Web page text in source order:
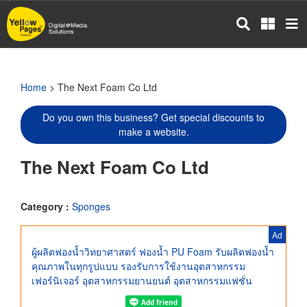
Skip
to
main
Home > The Next Foam Co Ltd
Do you own this business? Get special discounts to
make a website.
The Next Foam Co Ltd
Category : Sponges
Ad
ผู้ผลิตฟองน้ำวิทยาศาสตร์ ฟองน้ำ PU Foam รับผลิตฟองน้ำ
คุณภาพในทุกรูปแบบ รองรับการใช้งานอุตสาหกรรม
เฟอร์นิเจอร์ อุตสาหกรรมยานยนต์ อุตสาหกรรมแฟชั่น